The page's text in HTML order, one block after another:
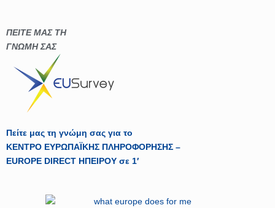
ΠΕΙΤΕ ΜΑΣ ΤΗ
ΓΝΩΜΗ ΣΑΣ
Πείτε μας τη γνώμη σας για το
ΚΕΝΤΡΟ ΕΥΡΩΠΑΪΚΗΣ ΠΛΗΡΟΦΟΡΗΣΗΣ –
EUROPE DIRECT ΗΠΕΙΡΟΥ σε 1′